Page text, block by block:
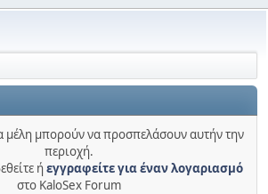
μέλη μπορούν να προσπελάσουν αυτήν την
περιοχή.
ήεγγραφείτε για έναν λογαριασμό
στο KaloSex Forum